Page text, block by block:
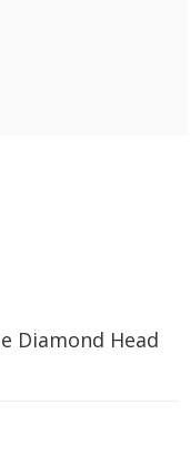
Diamond Head